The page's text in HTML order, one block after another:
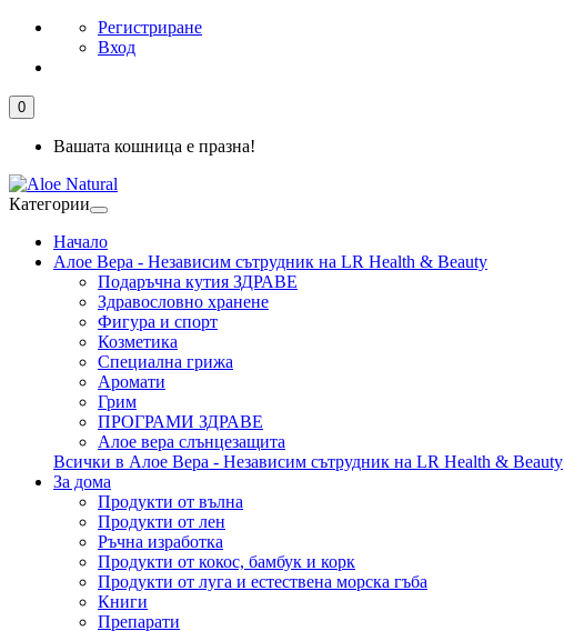
Регистриране
Вход
0
Вашата кошница е празна!
Категории
Начало
Алое Вера - Независим сътрудник на LR Health & Beauty
Подаръчна кутия ЗДРАВЕ
Здравословно хранене
Фигура и спорт
Козметика
Специална грижа
Аромати
Грим
ПРОГРАМИ ЗДРАВЕ
Алое вера слънцезащита
Всички в Алое Вера - Независим сътрудник на LR Health & Beauty
За дома
Продукти от вълна
Продукти от лен
Ръчна изработка
Продукти от кокос, бамбук и корк
Продукти от луга и естествена морска гъба
Книги
Препарати